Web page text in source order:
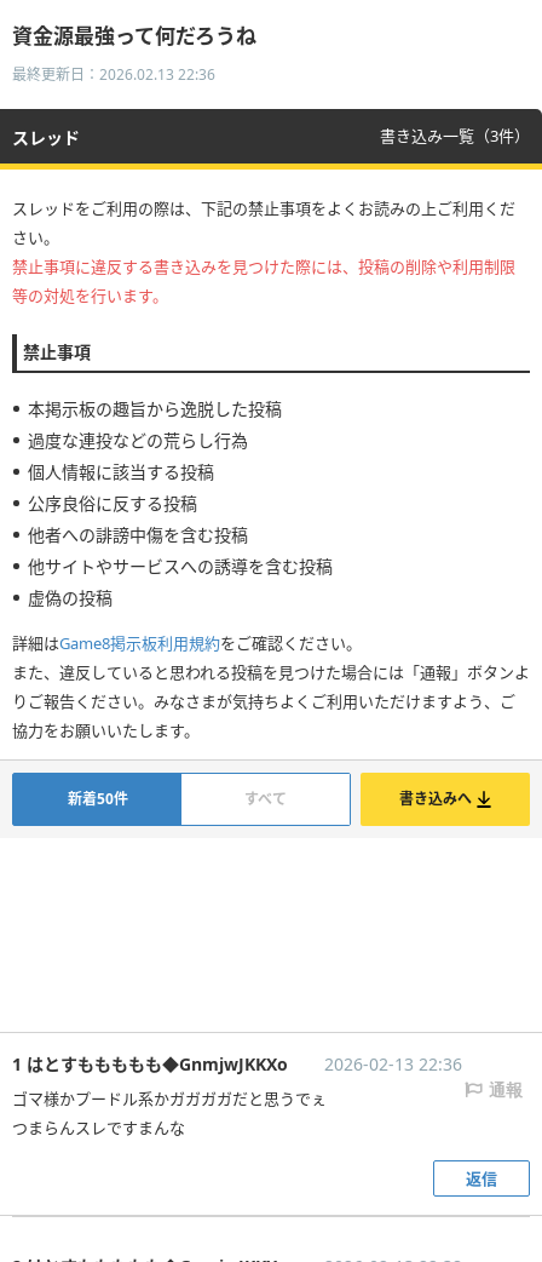
資金源最強って何だろうね
最終更新日：2026.02.13 22:36
スレッド 書き込み一覧（3件）
スレッドをご利用の際は、下記の禁止事項をよくお読みの上ご利用くだ
さい。
禁止事項に違反する書き込みを見つけた際には、投稿の削除や利用制限
等の対処を行います。
禁止事項
本掲示板の趣旨から逸脱した投稿
過度な連投などの荒らし行為
個人情報に該当する投稿
公序良俗に反する投稿
他者への誹謗中傷を含む投稿
他サイトやサービスへの誘導を含む投稿
虚偽の投稿
詳細はGame8掲示板利用規約をご確認ください。
また、違反していると思われる投稿を見つけた場合には「通報」ボタンよ
りご報告ください。みなさまが気持ちよくご利用いただけますよう、ご
協力をお願いいたします。
新着50件 すべて 書き込みへ
1 はとすももももも◆GnmjwJKKXo 2026-02-13 22:36
通報
ゴマ様かプードル系かガガガガだと思うでぇ
つまらんスレですまんな
返信